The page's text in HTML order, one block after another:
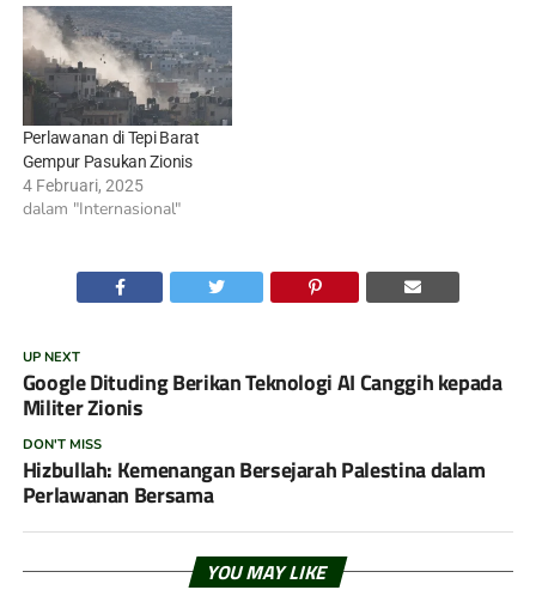
Perlawanan di Tepi Barat
Gempur Pasukan Zionis
4 Februari, 2025
dalam "Internasional"
UP NEXT
Google Dituding Berikan Teknologi AI Canggih kepada
Militer Zionis
DON'T MISS
Hizbullah: Kemenangan Bersejarah Palestina dalam
Perlawanan Bersama
YOU MAY LIKE